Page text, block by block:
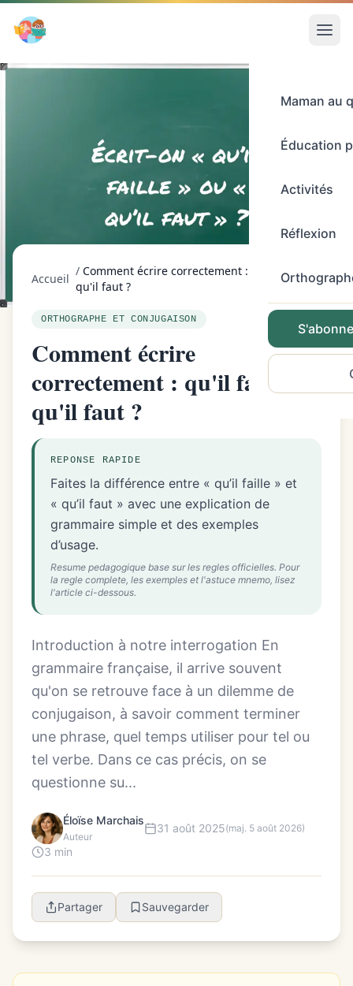
Maman au
Éducation
Activités
Réflexion
Accueil
/ Comment écrire correctement : qu'il faille ou
qu'il faut ?
ORTHOGRAPHE ET CONJUGAISON
Comment écrire
correctement : qu'il faille ou
qu'il faut ?
REPONSE RAPIDE
Faites la différence entre « qu’il faille » et
« qu’il faut » avec une explication de
grammaire simple et des exemples
d’usage.
Resume pedagogique base sur les regles officielles. Pour
la regle complete, les exemples et l'astuce mnemo, lisez
l'article ci-dessous.
Introduction à notre interrogation En
grammaire française, il arrive souvent
qu'on se retrouve face à un dilemme de
conjugaison, à savoir comment terminer
une phrase, quel temps utiliser pour tel ou
tel verbe. Dans ce cas précis, on se
questionne su...
Éloïse Marchais
Auteur
31 août 2025(maj. 5 août 2026)
3 min
Partager Sauvegarder